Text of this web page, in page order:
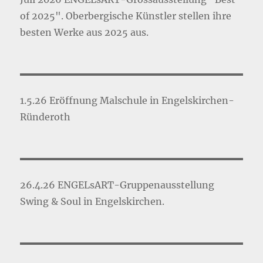
of 2025". Oberbergische Künstler stellen ihre
besten Werke aus 2025 aus.
1.5.26 Eröffnung Malschule in Engelskirchen-
Ründeroth
26.4.26 ENGELsART-Gruppenausstellung
Swing & Soul in Engelskirchen.